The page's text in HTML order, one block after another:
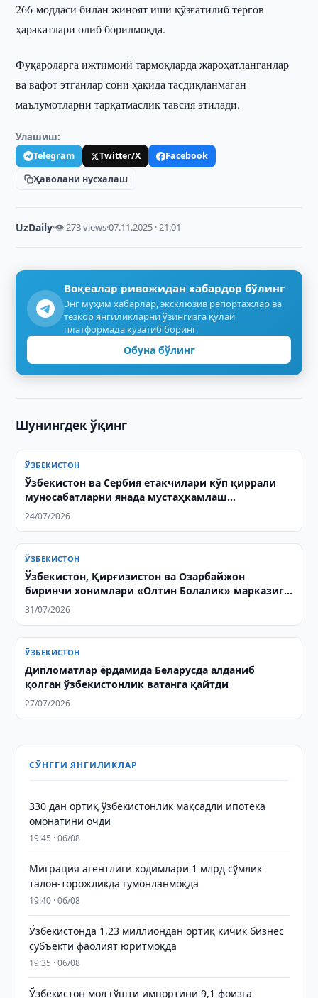
266-моддаси билан жиноят иши қўзғатилиб тергов
ҳаракатлари олиб борилмоқда.
Фуқароларга ижтимоий тармоқларда жароҳатланганлар
ва вафот этганлар сони ҳақида тасдиқланмаган
маълумотларни тарқатмаслик тавсия этилади.
Улашиш:
Telegram Twitter/X
Facebook
Ҳаволани нусхалаш
UzDaily·👁 273 views·07.11.2025 · 21:01
Воқеалар ривожидан хабардор бўлинг
Энг муҳим хабарлар, эксклюзив репортажлар ва
тезкор янгиликларни ўзингизга қулай
платформада кузатиб боринг.
Обуна бўлинг
Шунингдек ўқинг
ЎЗБЕКИСТОН
Ўзбекистон ва Сербия етакчилари кўп қиррали
муносабатларни янада мустаҳкамлаш
масалаларини муҳокама қилдилар
24/07/2026
ЎЗБЕКИСТОН
Ўзбекистон, Қирғизистон ва Озарбайжон
биринчи хонимлари «Олтин Болалик» марказига
ташриф буюрди
31/07/2026
ЎЗБЕКИСТОН
Дипломатлар ёрдамида Беларусда алданиб
қолган ўзбекистонлик ватанга қайтди
27/07/2026
СЎНГГИ ЯНГИЛИКЛАР
330 дан ортиқ ўзбекистонлик мақсадли ипотека
омонатини очди
19:45 · 06/08
Миграция агентлиги ходимлари 1 млрд сўмлик
талон-торожликда гумонланмоқда
19:40 · 06/08
Ўзбекистонда 1,23 миллиондан ортиқ кичик бизнес
субъекти фаолият юритмоқда
19:35 · 06/08
Ўзбекистон мол гўшти импортини 9,1 фоизга